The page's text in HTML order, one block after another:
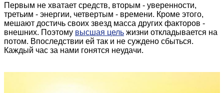
Первым не хватает средств, вторым - уверенности,
третьим - энергии, четвертым - времени. Кроме этого,
мешают достичь своих звезд масса других факторов -
внешних. Поэтому высшая цель жизни откладывается на
потом. Впоследствии ей так и не суждено сбыться.
Каждый час за нами гонятся неудачи.